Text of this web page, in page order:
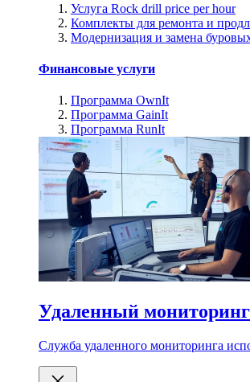
Услуга Rock drill price per hour
Комплекты для ремонта и
Модернизация и замена
Финансовые услуги
Программа OwnIt
Программа GainIt
Программа RunIt
Удаленный мониторинг
Служба удаленного мониторинга